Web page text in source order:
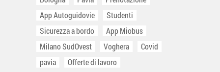
App Autoguidovie
Studenti
Sicurezza a bordo
App Miobus
Milano SudOvest
Voghera
Covid
pavia
Offerte di lavoro